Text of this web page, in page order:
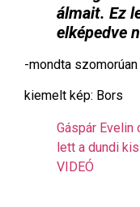
álmait. Ez
elképedve
-mondta
kiemelt kép: Bors
Gáspár
lett a dundi
VIDEÓ